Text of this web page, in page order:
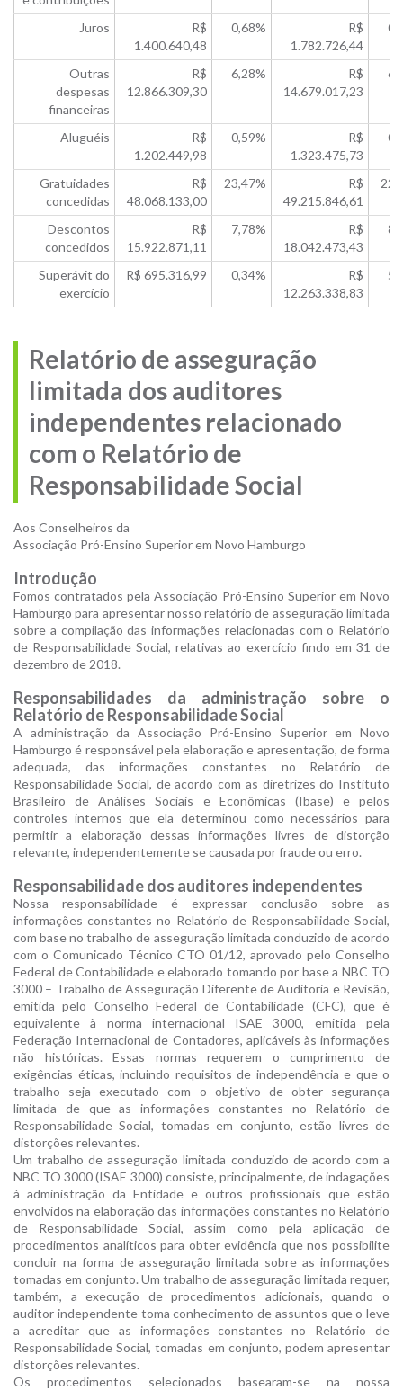
Juros
R$
1.400.640,48
0,68%
R$
1.782.726,44
Outras
despesas
financeiras
R$
12.866.309,30
6,28%
R$
14.679.017,23
Aluguéis
R$
1.202.449,98
0,59%
R$
1.323.475,73
Gratuidades
concedidas
R$
48.068.133,00
23,47%
R$
49.215.846,61
Descontos
concedidos
R$
15.922.871,11
7,78%
R$
18.042.473,43
Superávit do
exercício
R$ 695.316,99 0,34%
R$
12.263.338,83
Relatório de asseguração
limitada dos auditores
independentes relacionado
com o Relatório de
Responsabilidade Social
Aos Conselheiros da
Associação Pró-Ensino Superior em Novo Hamburgo
Introdução
Fomos contratados pela Associação Pró-Ensino Superior em Novo
Hamburgo para apresentar nosso relatório de asseguração limitada
sobre a compilação das informações relacionadas com o Relatório
de Responsabilidade Social, relativas ao exercício findo em 31 de
dezembro de 2018.
Responsabilidades da administração sobre o
Relatório de Responsabilidade Social
A administração da Associação Pró-Ensino Superior em Novo
Hamburgo é responsável pela elaboração e apresentação, de forma
adequada, das informações constantes no Relatório de
Responsabilidade Social, de acordo com as diretrizes do Instituto
Brasileiro de Análises Sociais e Econômicas (Ibase) e pelos
controles internos que ela determinou como necessários para
permitir a elaboração dessas informações livres de distorção
relevante, independentemente se causada por fraude ou erro.
Responsabilidade dos auditores independentes
Nossa responsabilidade é expressar conclusão sobre as
informações constantes no Relatório de Responsabilidade Social,
com base no trabalho de asseguração limitada conduzido de acordo
com o Comunicado Técnico CTO 01/12, aprovado pelo Conselho
Federal de Contabilidade e elaborado tomando por base a NBC TO
3000 – Trabalho de Asseguração Diferente de Auditoria e Revisão,
emitida pelo Conselho Federal de Contabilidade (CFC), que é
equivalente à norma internacional ISAE 3000, emitida pela
Federação Internacional de Contadores, aplicáveis às informações
não históricas. Essas normas requerem o cumprimento de
exigências éticas, incluindo requisitos de independência e que o
trabalho seja executado com o objetivo de obter segurança
limitada de que as informações constantes no Relatório de
Responsabilidade Social, tomadas em conjunto, estão livres de
distorções relevantes.
Um trabalho de asseguração limitada conduzido de acordo com a
NBC TO 3000 (ISAE 3000) consiste, principalmente, de indagações
à administração da Entidade e outros profissionais que estão
envolvidos na elaboração das informações constantes no Relatório
de Responsabilidade Social, assim como pela aplicação de
procedimentos analíticos para obter evidência que nos possibilite
concluir na forma de asseguração limitada sobre as informações
tomadas em conjunto. Um trabalho de asseguração limitada requer,
também, a execução de procedimentos adicionais, quando o
auditor independente toma conhecimento de assuntos que o leve
a acreditar que as informações constantes no Relatório de
Responsabilidade Social, tomadas em conjunto, podem apresentar
distorções relevantes.
Os procedimentos selecionados basearam-se na nossa